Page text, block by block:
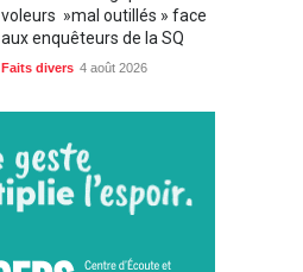
voleurs »mal outillés » face
aux enquêteurs de la SQ
Faits divers 4 août 2026